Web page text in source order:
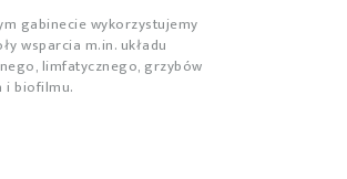
gabinecie wykorzystujemy
wsparcia m.in. układu
limfatycznego, grzybów
i biofilmu.